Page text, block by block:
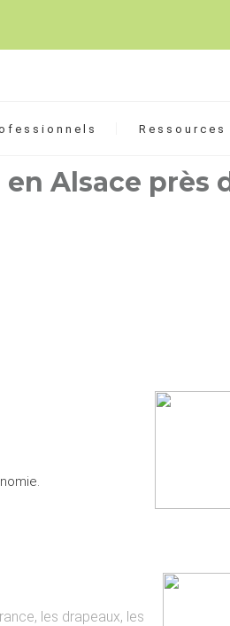
Ressources
Alsace près
les drapeaux, les